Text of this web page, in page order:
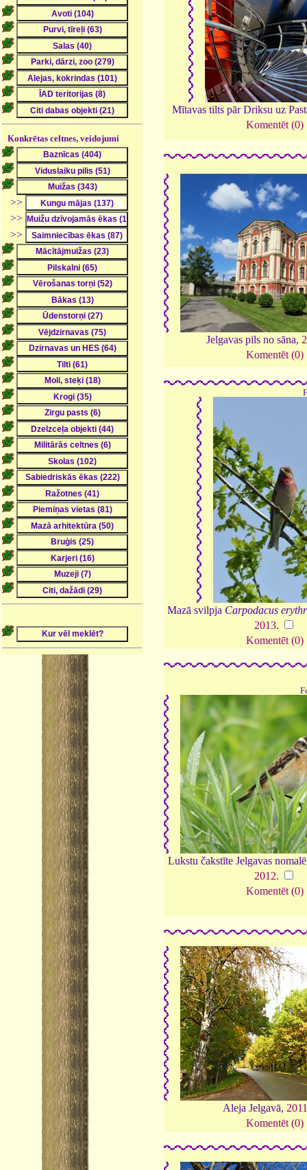
Konkrētas celtnes, veidojumi
>>
>>
>>
Mītavas tilts pār Driksu uz
Komentēt (0)
Jelgavas pils no sāna,
Komentēt (0)
Mazā svilpja Carpodacus
2013.
Komentēt (0)
Lukstu čakstīte Jelgavas
2012.
Komentēt (0)
Aleja Jelgavā, 2011
Komentēt (0)